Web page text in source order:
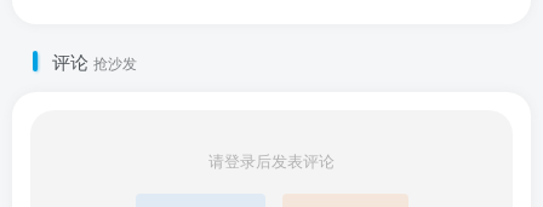
评论 抢沙发
请登录后发表评论